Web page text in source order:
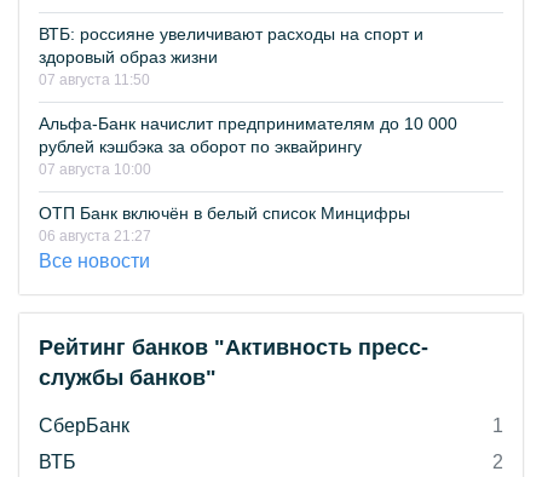
ВТБ: россияне увеличивают расходы на спорт и
здоровый образ жизни
07 августа 11:50
Альфа-Банк начислит предпринимателям до 10 000
рублей кэшбэка за оборот по эквайрингу
07 августа 10:00
ОТП Банк включён в белый список Минцифры
06 августа 21:27
Все новости
Рейтинг банков "Активность пресс-
службы банков"
СберБанк
1
ВТБ
2